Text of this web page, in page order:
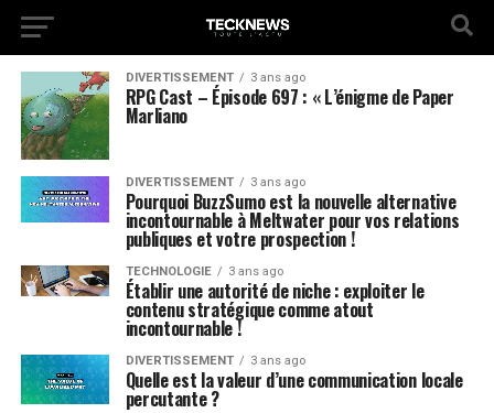
DIVERTISSEMENT 3 ans ago
RPG Cast – Épisode 697 : « L’énigme de Paper
Marliano
DIVERTISSEMENT 3 ans ago
Pourquoi BuzzSumo est la nouvelle alternative
incontournable à Meltwater pour vos relations
publiques et votre prospection !
TECHNOLOGIE 3 ans ago
Établir une autorité de niche : exploiter le
contenu stratégique comme atout
incontournable !
DIVERTISSEMENT 3 ans ago
Quelle est la valeur d’une communication locale
percutante ?